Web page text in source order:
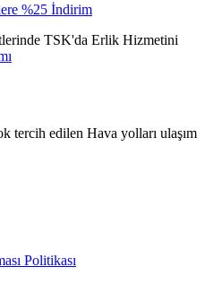
%25 İndirim
TSK'da Erlik Hizmetini
tercih edilen Hava yolları ulaşım
Politikası